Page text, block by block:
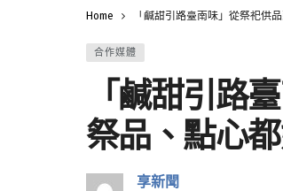
Home 「鹹甜引路臺南味」從祭祀供
合作媒體
「鹹甜引路
祭品、點心
享新聞